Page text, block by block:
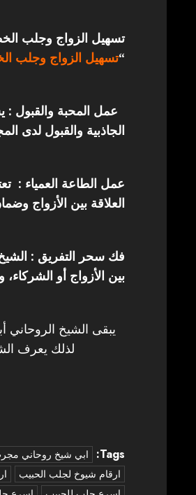
تسهيل الزواج وجلب
“تسهيل الزواج وجلب
عمل المحبة والقبول :
الجاذبية والقبول لدى
عمل الطاعة العمياء :
العلاقة بين الأزواج
فك سحر التفريق :
بين الأزواج أو
يبقى الشيخ الروحاني
لذلك يعرف
Tags: ‏ابي شيخ روحاني
ارقام شيوخ لجلب الحبيب